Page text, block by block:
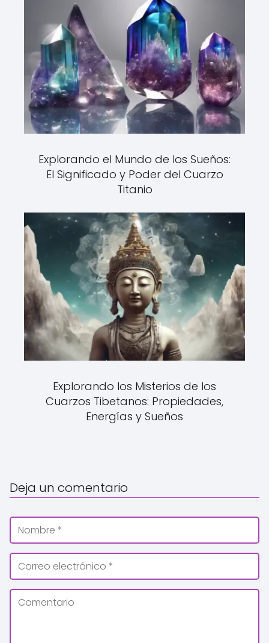
Explorando el Mundo de los Sueños:
El Significado y Poder del Cuarzo
Titanio
Explorando los Misterios de los
Cuarzos Tibetanos: Propiedades,
Energías y Sueños
Deja un comentario